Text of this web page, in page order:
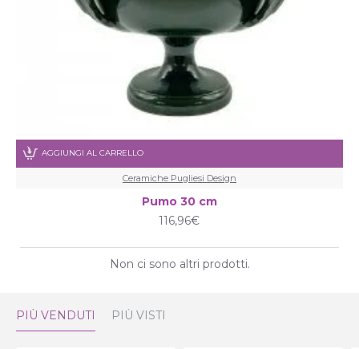
Ceramiche Pugliesi Design
Pumo 30 cm
116,96€
AGGIUNGI AL CARRELLO
Non ci sono altri prodotti.
PIÙ VENDUTI PIÙ VISTI